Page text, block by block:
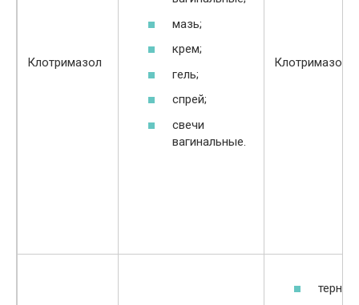
Клотримазол
мазь;
крем;
гель;
спрей;
свечи
вагинальные.
Клотримазол